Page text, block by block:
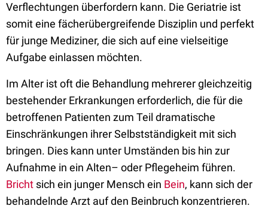
Verflechtungen überfordern kann. Die Geriatrie ist
somit eine fächerübergreifende Disziplin und perfekt
für junge Mediziner, die sich auf eine vielseitige
Aufgabe einlassen möchten.
Im Alter ist oft die Behandlung mehrerer gleichzeitig
bestehender Erkrankungen erforderlich, die für die
betroffenen Patienten zum Teil dramatische
Einschränkungen ihrer Selbstständigkeit mit sich
bringen. Dies kann unter Umständen bis hin zur
Aufnahme in ein Alten– oder Pflegeheim führen.
Bricht sich ein junger Mensch ein Bein, kann sich der
behandelnde Arzt auf den Beinbruch konzentrieren.